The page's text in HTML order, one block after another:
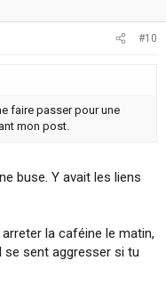
#10
faire passer pour une
mon post.
buse. Y avait les liens
la caféine le matin,
sent aggresser si tu